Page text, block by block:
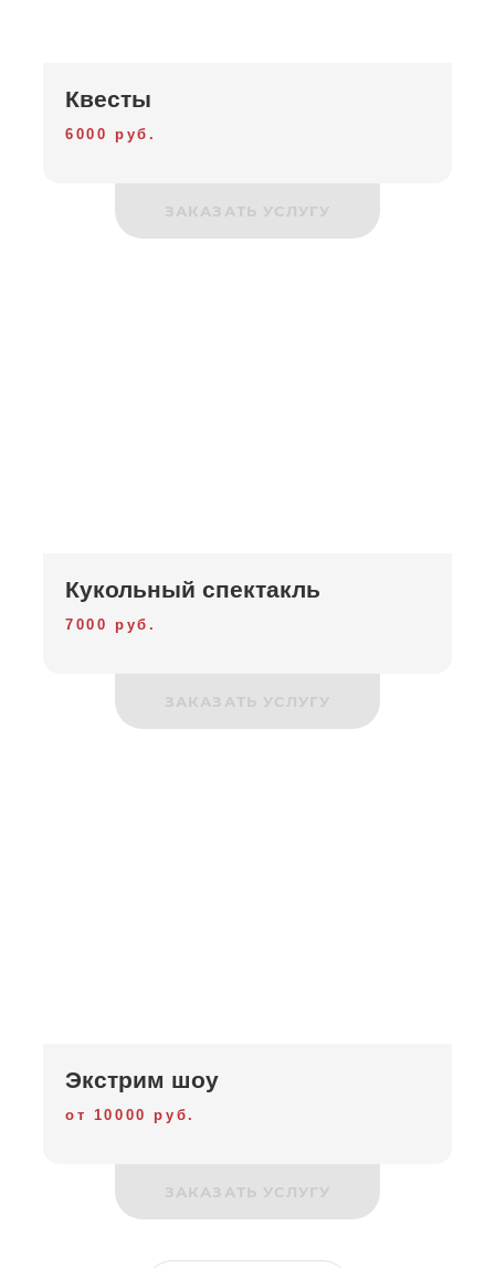
Квесты
6000 руб.
ЗАКАЗАТЬ УСЛУГУ
Кукольный спектакль
7000 руб.
ЗАКАЗАТЬ УСЛУГУ
Экстрим шоу
от 10000 руб.
ЗАКАЗАТЬ УСЛУГУ